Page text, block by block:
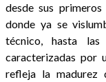
desde sus
donde ya se
técnico, hasta las
caracterizadas por
refleja la madurez